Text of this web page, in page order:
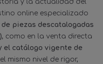
y la actualidad del
online especializado
piezas descatalogadas
, como en la venta directa
el catálogo vigente de
mismo nivel de rigor,